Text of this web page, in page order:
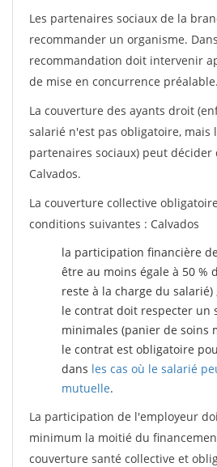
Les partenaires sociaux de la
recommander un organisme.
recommandation doit intervenir
de mise en concurrence préalable.
La couverture des ayants droit
salarié n'est pas obligatoire, mais
partenaires sociaux) peut décider
Calvados.
La couverture collective
conditions suivantes : Calvados
la participation financière
être au moins égale à 50 %
reste à la charge du salarié)
le contrat doit respecter un
minimales (panier de soins
le contrat est obligatoire
dans les cas où le salarié
mutuelle.
La participation de l'employeur
minimum la moitié du
couverture santé collective et